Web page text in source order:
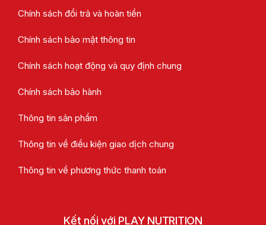
Chính sách đổi trả và hoàn tiền
Chính sách bảo mật thông tin
Chính sách hoạt động và quy định chung
Chính sách bảo hành
Thông tin sản phẩm
Thông tin về điều kiện giao dịch chung
Thông tin về phương thức thanh toán
Kết nối với PLAY NUTRITION